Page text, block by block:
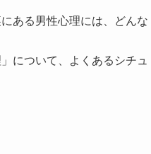
ある男性心理には、どんな
について、よくあるシチュ